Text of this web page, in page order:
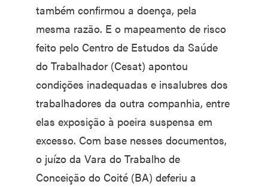
também confirmou a doença, pela
mesma razão. E o mapeamento de risco
feito pelo Centro de Estudos da Saúde
do Trabalhador (Cesat) apontou
condições inadequadas e insalubres dos
trabalhadores da outra companhia, entre
elas exposição à poeira suspensa em
excesso. Com base nesses documentos,
o juízo da Vara do Trabalho de
Conceição do Coité (BA) deferiu a